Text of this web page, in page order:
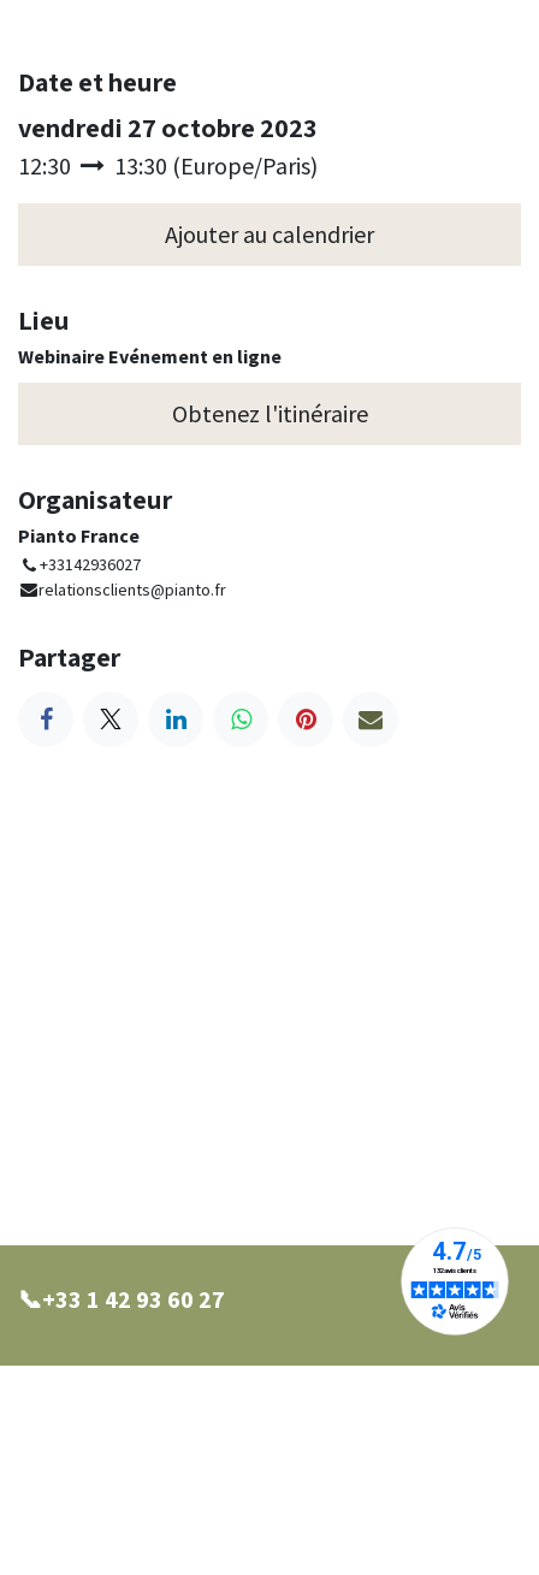
Date et heure
vendredi 27 octobre 2023
12:30 13:30 (Europe/Paris)
Ajouter au calendrier
Lieu
Webinaire Evénement en ligne
Obtenez l'itinéraire
Organisateur
Pianto France
+33142936027
relationsclients@pianto.fr
Partager
📞+33 1 42 93 60 27